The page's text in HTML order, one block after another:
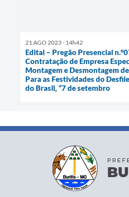
21 AGO 2023 - 14h42
Edital – Pregão Presencial
Contratação de Empresa
Montagem e Desmontagem
Para as Festividades do
do Brasil, “7 de setembro